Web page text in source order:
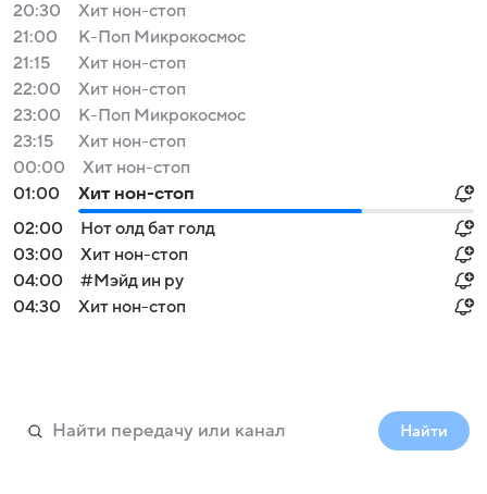
20:30
Хит нон-стоп
21:00
К-Поп Микрокосмос
21:15
Хит нон-стоп
22:00
Хит нон-стоп
23:00
К-Поп Микрокосмос
23:15
Хит нон-стоп
00:00
Хит нон-стоп
01:00
Хит нон-стоп
02:00
Нот олд бат голд
03:00
Хит нон-стоп
04:00
#Мэйд ин ру
04:30
Хит нон-стоп
Найти